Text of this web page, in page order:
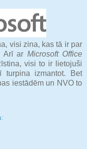
visi zina, kas tā ir par
Arī arMicrosoft Office
visi to ir lietojuši
turpina izmantot. Bet
iestādēm un NVO to